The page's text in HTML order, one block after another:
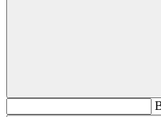
Buscar